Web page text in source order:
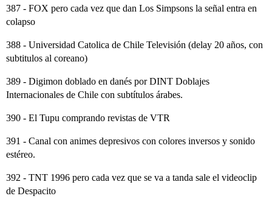
387 - FOX pero cada vez que dan Los Simpsons la señal entra en
colapso
388 - Universidad Catolica de Chile Televisión (delay 20 años, con
subtitulos al coreano)
389 - Digimon doblado en danés por DINT Doblajes
Internacionales de Chile con subtítulos árabes.
390 - El Tupu comprando revistas de VTR
391 - Canal con animes depresivos con colores inversos y sonido
estéreo.
392 - TNT 1996 pero cada vez que se va a tanda sale el videoclip
de Despacito